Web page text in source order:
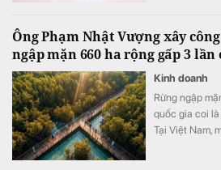
Ông Phạm Nhật Vượng xây
ngập mặn 660 ha rộng gấp 3 lần
Kinh doanh
Rừng ngập
quốc gia coi
Tại Việt Nam,